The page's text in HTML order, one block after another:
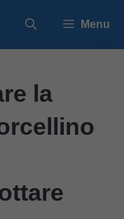
Menu
la